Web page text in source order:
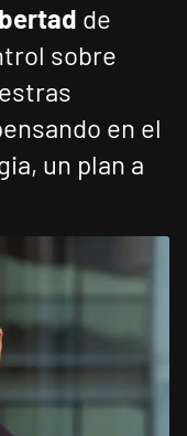
de
sobre
en el
un plan a